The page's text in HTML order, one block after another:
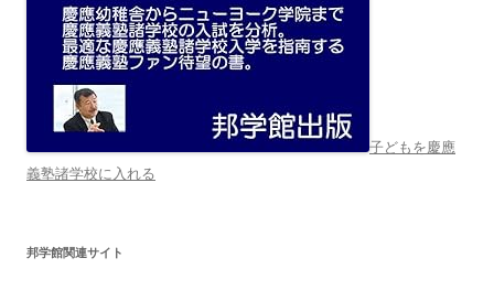
子どもを慶應
義塾諸学校に入れる
邦学館関連サイト